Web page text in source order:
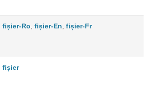
fișier-Ro fișier-En fișier-Fr
fișier